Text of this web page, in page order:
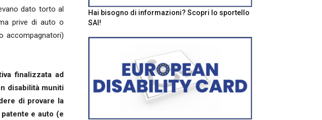
dato torto al
prive di auto o
accompagnatori)
finalizzata ad
disabilità muniti
di provare la
e auto (e
Hai bisogno di informazioni? Scopri lo sportello
SAI!